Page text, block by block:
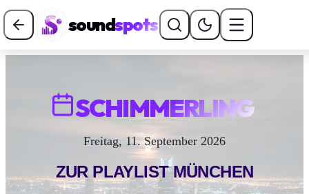
soundspots
SCHIMMERLING
Freitag, 11. September 2026
ZUR PLAYLISTMÜNCHEN